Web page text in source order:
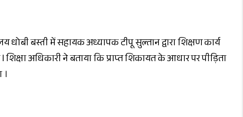
बस्ती में सहायक अध्यापक टीपू सुल्तान द्वारा शिक्षण कार्य
शिक्षा अधिकारी ने बताया कि प्राप्त शिकायत के आधार पर पीड़िता